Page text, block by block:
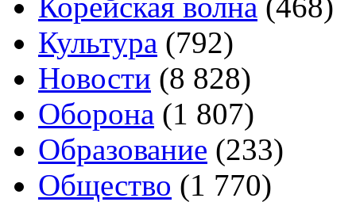
Корейская волна (468)
Культура (792)
Новости (8 828)
Оборона (1 807)
Образование (233)
Общество (1 770)